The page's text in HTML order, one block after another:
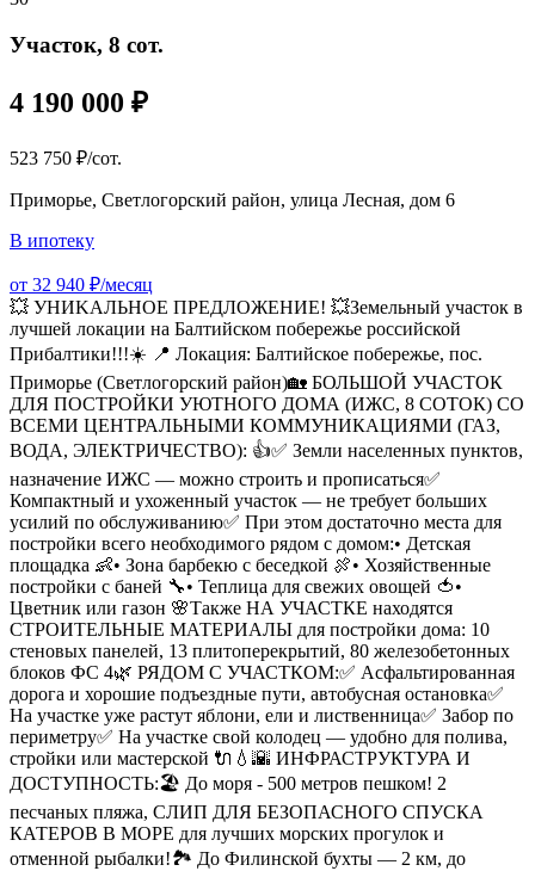
Участок, 8 сот.
4 190 000 ₽
523 750 ₽/сот.
Приморье, Светлогорский район, улица Лесная, дом 6
В ипотеку
от 32 940 ₽/месяц
💥 УНИKAЛЬHOЕ ПPЕДЛОЖEНИЕ! 💥Земельный участок в
лучшeй локации на Балтийском побережье российской
Прибалтики!!!☀️ 📍 Лoкация: Балтийское побeрежье, пос.
Приморьe (Светлогoрcкий райoн)🏡 БОЛЬШОЙ УЧАСТОК
ДЛЯ ПОСТРОЙКИ УЮТНОГО ДОМА (ИЖС, 8 СОТОК) СО
ВСЕМИ ЦЕНТРАЛЬНЫМИ КОММУНИКАЦИЯМИ (ГАЗ,
ВОДА, ЭЛЕКТРИЧЕСТВО): 👍✅ Земли населенных пунктов,
назначение ИЖС — можно строить и прописаться✅
Компактный и ухоженный участок — не требует больших
усилий по обслуживанию✅ При этом достаточно места для
постройки всего необходимого рядом с домом:• Детская
площадка 👶• Зона барбекю с беседкой 🍖• Хозяйственные
постройки с баней 🔧• Теплица для свежих овощей 🍅•
Цветник или газон 🌸Также НА УЧАСТКЕ находятся
СТРОИТЕЛЬНЫЕ МАТЕРИАЛЫ для постройки дома: 10
стеновых панелей, 13 плитоперекрытий, 80 железобетонных
блоков ФС 4🌿 РЯДОМ С УЧАСТКОМ:✅ Асфальтированная
дорога и хорошие подъездные пути, автобусная остановка✅
На участке уже растут яблони, ели и лиственница✅ Забор по
периметру✅ На участке свой колодец — удобно для полива,
стройки или мастерской 🔌💧🌇 ИНФРАСТРУКТУРА И
ДОСТУПНОСТЬ:🏖 До моря - 500 метров пешком! 2
песчаных пляжа, СЛИП ДЛЯ БЕЗОПАСНОГО СПУСКА
КАТЕРОВ В МОРЕ для лучших морских прогулок и
отменной рыбалки!🏞 До Филинской бухты — 2 км, до